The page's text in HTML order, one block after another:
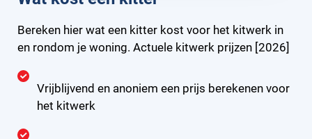
Bereken hier wat een kitter kost voor het kitwerk in
en rondom je woning. Actuele kitwerk prijzen [2026]
Vrijblijvend en anoniem een prijs berekenen voor
het kitwerk